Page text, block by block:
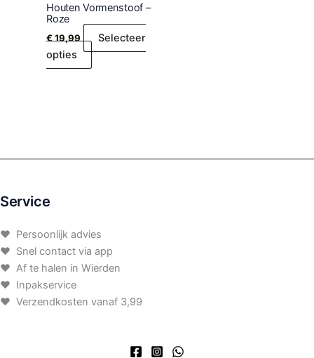
Houten Vormenstoof –
Roze
€19,99
Selecteer
opties
Service
♥ Persoonlijk advies
♥ Snel contact via app
♥ Af te halen in Wierden
♥ Inpakservice
♥ Verzendkosten vanaf 3,99